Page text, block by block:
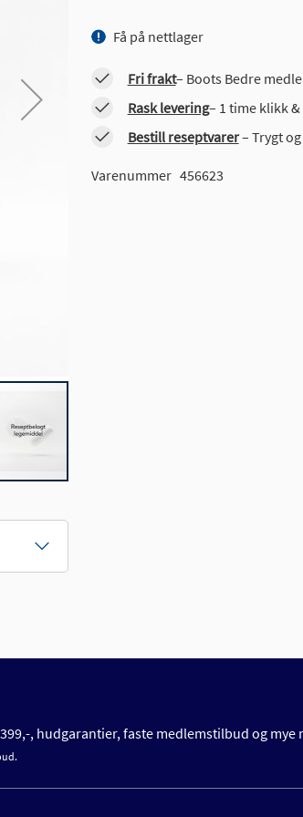
Få på nettlager
Fri frakt– Boots Bedre
Rask levering– 1 time klikk
Bestill reseptvarer– Trygt
Varenummer 456623
, hudgarantier, faste medlemstilbud og mye